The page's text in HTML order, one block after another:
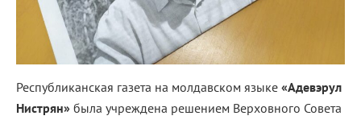
Республиканская газета на молдавском языке «Адевэрул
Нистрян» была учреждена решением Верховного Совета